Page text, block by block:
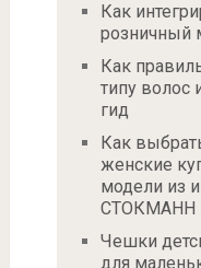
Как
розничный
Как
типу волос
гид
Как
женские
модели из
СТОКМАНН
Чешки
для